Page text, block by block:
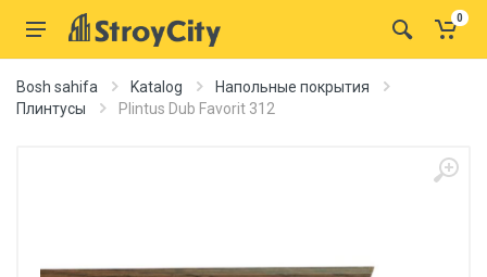
0
Bosh sahifa Katalog
Напольные покрытия
Плинтусы
Plintus Dub Favorit 312